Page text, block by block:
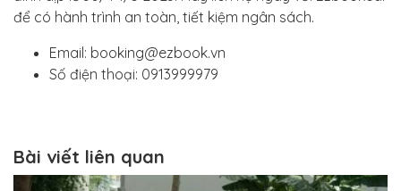
để có hành trình an toàn, tiết kiệm ngân sách.
Email: booking@ezbook.vn
Số điện thoại: 0913999979
Bài viết liên quan